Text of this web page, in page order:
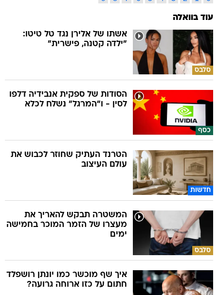
עוד בוואלה
סלבס
אשתו של אלירן נגד טל טיטו:
"ילדה קטנה, פישרית"
כסף
הסודות של ספקית אנבידיה דלפו
לסין - ו"המרגל" נשלח לכלא
חדשות
הטרנד העתיק שחוזר לכבוש את
עולם העיצוב
סלבס
המשטרה תבקש להאריך את
מעצרו של הזמר המוכר בחמישה
ימים
איך שף מוכשר כמו יונתן רושפלד
חתום על כזו ארוחה גרועה?